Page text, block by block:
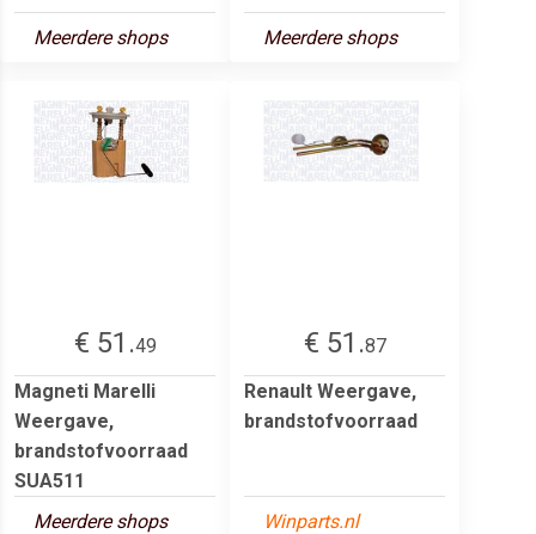
Meerdere shops Meerdere shops
€ 51.49
Magneti Marelli
Weergave,
brandstofvoorraad
SUA511
Meerdere shops
€ 51.87
Renault Weergave,
brandstofvoorraad
Winparts.nl